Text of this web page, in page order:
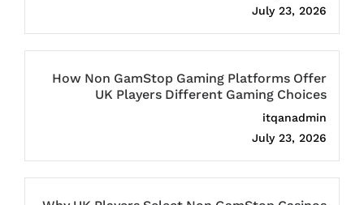
July 23, 2026
How Non GamStop Gaming Platforms Offer
UK Players Different Gaming Choices
itqanadmin
July 23, 2026